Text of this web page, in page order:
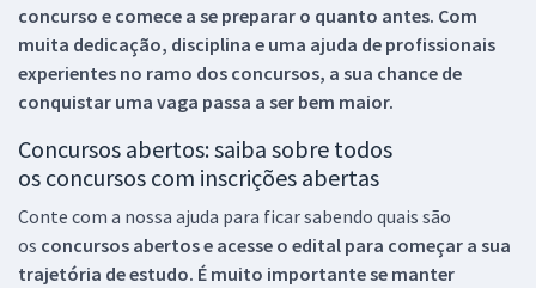
concurso e comece a se preparar o quanto antes. Com
muita dedicação, disciplina e uma ajuda de profissionais
experientes no ramo dos concursos, a sua chance de
conquistar uma vaga passa a ser bem maior.
Concursos abertos: saiba sobre todos
os concursos com inscrições abertas
Conte com a nossa ajuda para ficar sabendo quais são
os concursos abertos e acesse o edital para começar a sua
trajetória de estudo. É muito importante se manter